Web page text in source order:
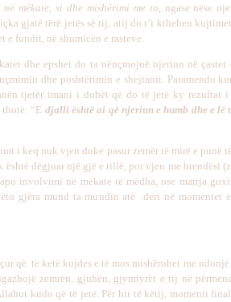
në mëkate, si dhe mishërimi me to, ngase nëse
gjatë tërë jetës së tij, atij do t’i kthehen
e fundit, në shumicën e rasteve.
dhe epshet do ta nënçmojnë njeriun në çastet
dhe poshtërimin e shejtanit. Paramendo
tjetër imani i dobët që do të jetë ky rezultat i
“E djalli është ai që njeriun e humb dhe e lë
i keq nuk vjen duke pasur zemër të mirë e punë
është dëgjuar një gjë e tillë, por vjen me brendësi
involvimi në mëkate të mëdha, ose marrja
gjëra mund ta mundin atë deri në momentet
që të ketë kujdes e të mos mishërohet me ndonjë
zemrën, gjuhën, gjymtyrët e tij në
kudo që të jetë. Për hir të këtij, momenti